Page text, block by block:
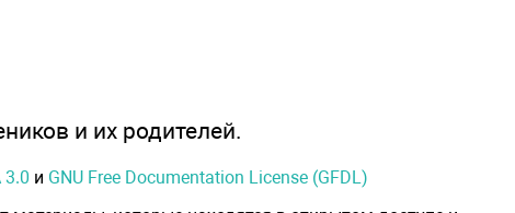
и их родителей.
3.0 и GNU Free Documentation License (GFDL)